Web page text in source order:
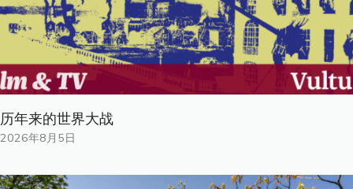
历年来的世界大战
2026年8月5日